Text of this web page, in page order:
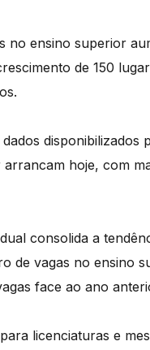
no ensino superior
de 150
disponibilizados
hoje, com
consolida a
de vagas no ensino
face ao ano
licenciaturas e